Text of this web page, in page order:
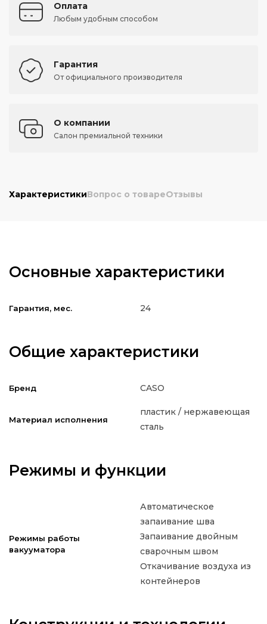
Оплата
Любым удобным способом
Гарантия
От официального производителя
О компании
Салон премиальной техники
ХарактеристикиВопрос о товареОтзывы
Основные характеристики
Гарантия, мес. 24
Общие характеристики
Бренд CASO
Материал исполнения
пластик / нержавеющая
сталь
Режимы и функции
Режимы работы
вакууматора
Автоматическое
запаивание шва
Запаивание двойным
сварочным швом
Откачивание воздуха из
контейнеров